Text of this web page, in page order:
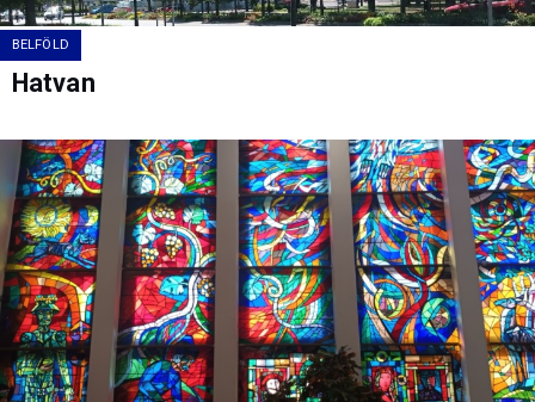
BELFÖLD
Hatvan